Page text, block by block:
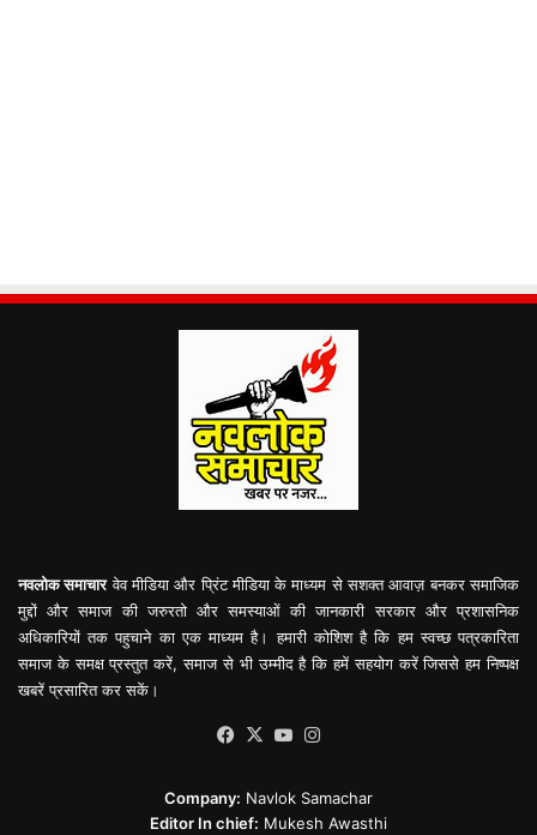
नवलोक समाचारवेव मीडिया और प्रिंट मीडिया के माध्यम से सशक्त आवाज़ बनकर समाजिक
मुद्दों और समाज की जरुरतो और समस्याओं की जानकारी सरकार और प्रशासनिक
अधिकारियों तक पहुचाने का एक माध्यम है। हमारी कोशिश है कि हम स्वच्छ पत्रकारिता
समाज के समक्ष प्रस्तुत करें, समाज से भी उम्मीद है कि हमें सहयोग करें जिससे हम निष्पक्ष
खबरें प्रसारित कर सकें।
Facebook
X YouTube
Company: Navlok Samachar
Editor In chief: Mukesh Awasthi